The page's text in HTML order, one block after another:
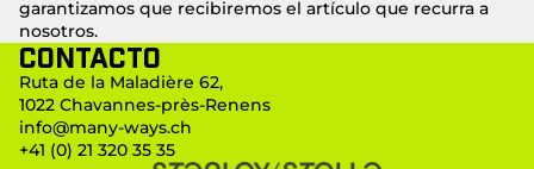
garantizamos que recibiremos el artículo que recurra a
nosotros.
Contacto
Ruta de la Maladière 62,
1022 Chavannes-près-Renens
info@many-ways.ch
+41 (0) 21 320 35 35